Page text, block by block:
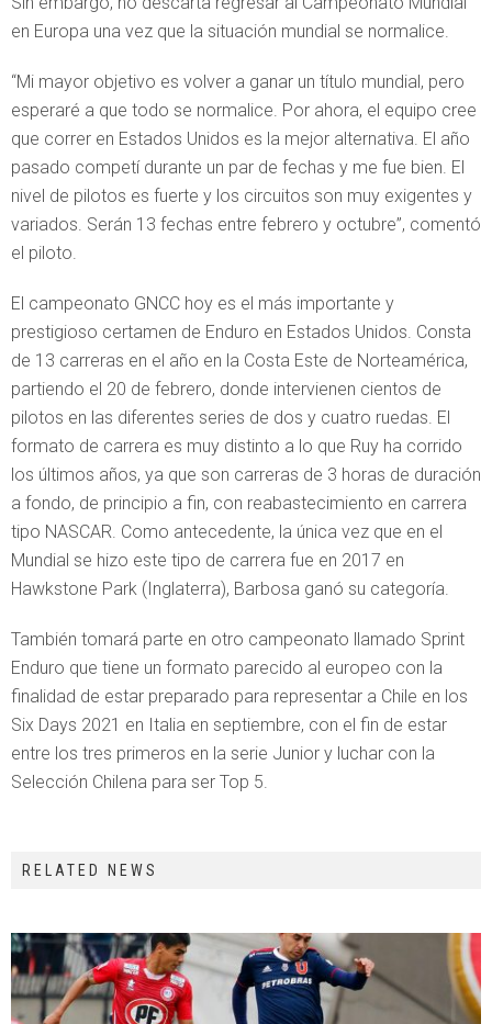
en Europa una vez que la situación mundial se normalice.
“Mi mayor objetivo es volver a ganar un título mundial, pero
esperaré a que todo se normalice. Por ahora, el equipo cree
que correr en Estados Unidos es la mejor alternativa. El año
pasado competí durante un par de fechas y me fue bien. El
nivel de pilotos es fuerte y los circuitos son muy exigentes y
variados. Serán 13 fechas entre febrero y octubre”, comentó
el piloto.
El campeonato GNCC hoy es el más importante y
prestigioso certamen de Enduro en Estados Unidos. Consta
de 13 carreras en el año en la Costa Este de Norteamérica,
partiendo el 20 de febrero, donde intervienen cientos de
pilotos en las diferentes series de dos y cuatro ruedas. El
formato de carrera es muy distinto a lo que Ruy ha corrido
los últimos años, ya que son carreras de 3 horas de duración
a fondo, de principio a fin, con reabastecimiento en carrera
tipo NASCAR. Como antecedente, la única vez que en el
Mundial se hizo este tipo de carrera fue en 2017 en
Hawkstone Park (Inglaterra), Barbosa ganó su categoría.
También tomará parte en otro campeonato llamado Sprint
Enduro que tiene un formato parecido al europeo con la
finalidad de estar preparado para representar a Chile en los
Six Days 2021 en Italia en septiembre, con el fin de estar
entre los tres primeros en la serie Junior y luchar con la
Selección Chilena para ser Top 5.
RELATED NEWS